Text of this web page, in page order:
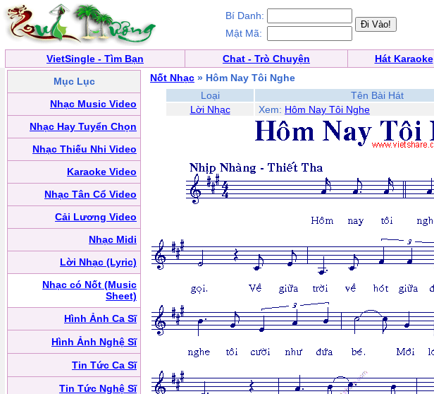
Bí Danh:
Mật Mã:
VietSingle - Tìm Bạn Chat - Trò Chuyện Hát Karaoke
Mục Lục
Nhạc Music Video
Nhạc Hay Tuyển Chọn
Nhạc Thiếu Nhi Video
Karaoke Video
Nhạc Tân Cổ Video
Cải Lương Video
Nhạc Midi
Lời Nhạc (Lyric)
Nhạc có Nốt (Music
Sheet)
Hình Ảnh Ca Sĩ
Hình Ảnh Nghệ Sĩ
Tin Tức Ca Sĩ
Tin Tức Nghệ Sĩ
Nốt Nhạc » Hôm Nay Tôi Nghe
Loại
Tên Bài Hát
Lời Nhạc
Xem: Hôm Nay Tôi Nghe